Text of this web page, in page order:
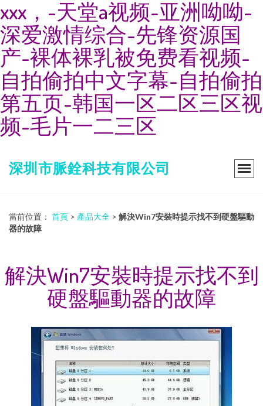
xxx，-天堂a视频-亚洲呦呦-
深爱激情综合-先锋资源国
产-裸体裸乳被免费看视频-
自拍偷拍中文字幕-自拍偷拍
第五页-韩国一区二区三区视
频-毛片一二三区
深圳市脈銓科技有限公司
當前位置： 首頁 > 產品大全 > 解決Win7安裝時提示找不到硬盤驅動
器的故障
解決Win7安裝時提示找不到
硬盤驅動器的故障